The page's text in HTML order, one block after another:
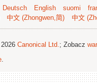
Deutsch English suomi
中文 (Zhongwen,简) 中文
Canonical Ltd.; Zobacz
.